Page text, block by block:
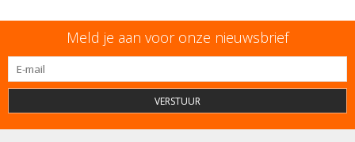
Meld je aan voor onze nieuwsbrief
VERSTUUR